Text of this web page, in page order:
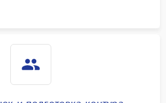
1800 ₽